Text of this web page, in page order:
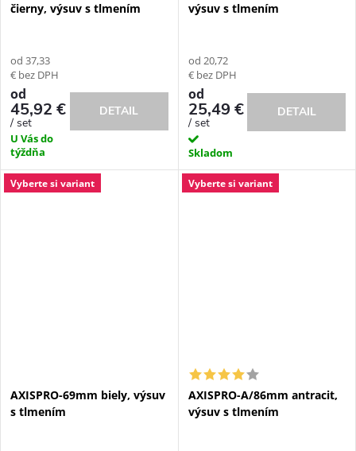
čierny, výsuv s tlmením
od 37,33
€ bez DPH
od
45,92 €
/ set
U Vás do
týždňa
DETAIL
výsuv s tlmením
od 20,72
€ bez DPH
od
25,49 €
/ set
Skladom
DETAIL
Vyberte si variant
AXISPRO-69mm biely, výsuv
s tlmením
Vyberte si variant
AXISPRO-A/86mm antracit,
výsuv s tlmením